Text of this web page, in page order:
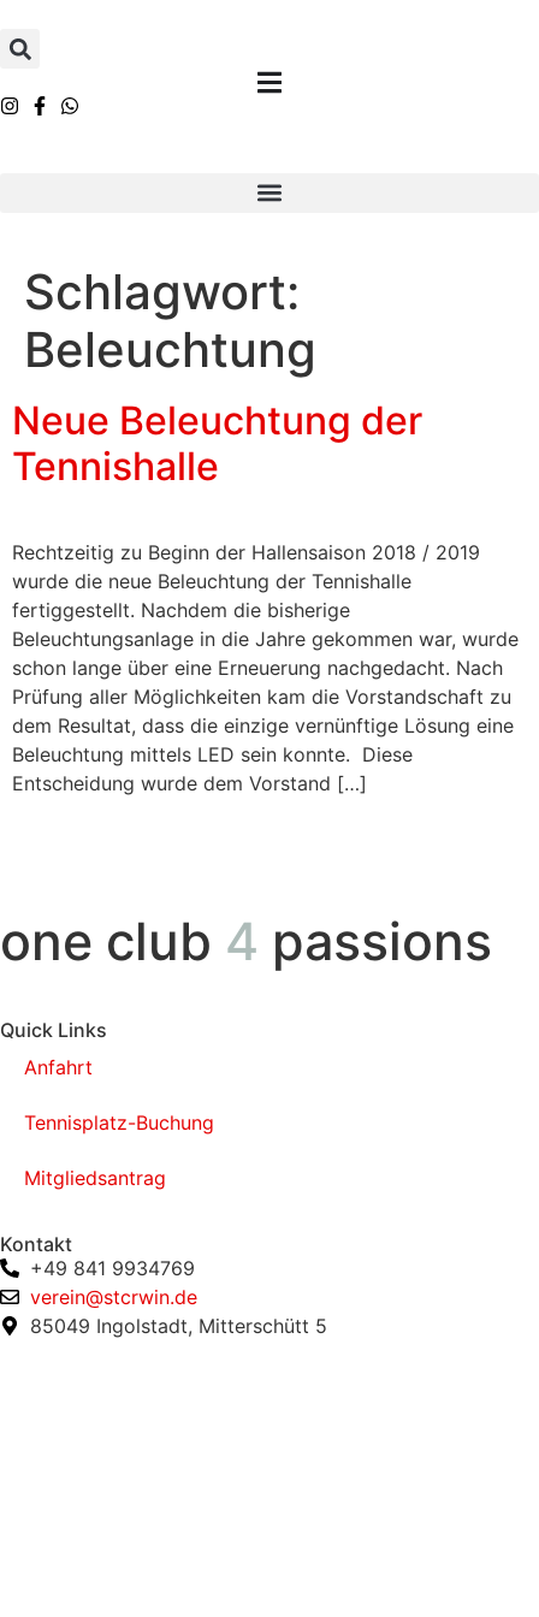
Schlagwort:
Beleuchtung
Neue Beleuchtung der
Tennishalle
Rechtzeitig zu Beginn der Hallensaison 2018 / 2019
wurde die neue Beleuchtung der Tennishalle
fertiggestellt. Nachdem die bisherige
Beleuchtungsanlage in die Jahre gekommen war, wurde
schon lange über eine Erneuerung nachgedacht. Nach
Prüfung aller Möglichkeiten kam die Vorstandschaft zu
dem Resultat, dass die einzige vernünftige Lösung eine
Beleuchtung mittels LED sein konnte. Diese
Entscheidung wurde dem Vorstand […]
one club 4 passions
Quick Links
Anfahrt
Tennisplatz-Buchung
Mitgliedsantrag
Kontakt
+49 841 9934769
verein@stcrwin.de
85049 Ingolstadt, Mitterschütt 5